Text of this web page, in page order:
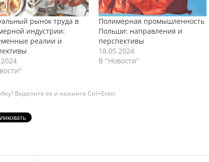
рынок труда в
индустрии:
реалии и
Полимерная промышленность
Польши: направления и
перспективы
18.05.2024
В "Новости"
Выделите ее и нажмите Ctrl+Enter